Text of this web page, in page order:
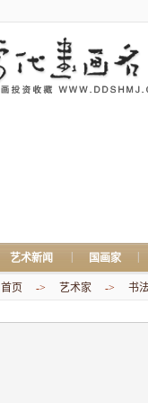
艺术新闻 国画家
首页 -> 艺术家 -> 书